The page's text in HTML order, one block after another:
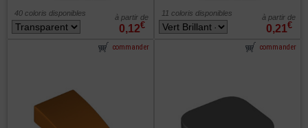
0,12€
à partir de
40 coloris disponibles
0,21€
à partir de
11 coloris disponibles
commander commander